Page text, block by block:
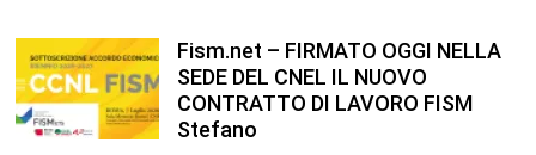
Fism.net – FIRMATO OGGI NELLA
SEDE DEL CNEL IL NUOVO
CONTRATTO DI LAVORO FISM
Stefano